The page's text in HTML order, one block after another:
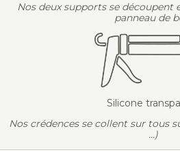
Nos deux supports se
panneau de
Silicone
Nos crédences se collent sur tous
...)